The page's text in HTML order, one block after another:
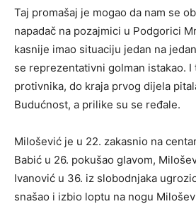
Taj promašaj je mogao da nam se
napadač na pozajmici u Podgorici
kasnije imao situaciju jedan na
se reprezentativni golman istakao. I
protivnika, do kraja prvog dijela
Budućnost, a prilike su se ređale.
Milošević je u 22. zakasnio na
Babić u 26. pokušao glavom,
Ivanović u 36. iz slobodnjaka
snašao i izbio loptu na nogu